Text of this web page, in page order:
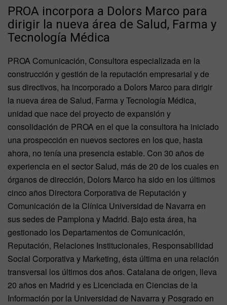
PROA incorpora a Dolors Marco para
dirigir la nueva área de Salud, Farma y
Tecnología Médica
PROA Comunicación, Consultora especializada en la
construcción y gestión de la reputación empresarial y de
sus directivos, ha incorporado a Dolors Marco para dirigir
la nueva área de Salud, Farma y Tecnología Médica,
unidad que nace del proyecto de expansión y
consolidación de PROA en el que la consultora ha iniciado
una prospección en nuevos sectores en los que, hasta
ahora, no tenía una presencia estable. Con 30 años de
experiencia en el sector Salud, más de 20 de los cuales en
órganos de dirección, Dolors Marco ha sido en los últimos
cinco años Directora Corporativa de Reputación y
Comunicación de la Clínica Universidad de Navarra en
sus sedes de Pamplona y Madrid. Bajo esta área, ha
gestionado los Departamentos de Comunicación,
Reputación, Relaciones Institucionales, Responsabilidad
Social Corporativa y Marketing, ésta última en una relación
transversal los últimos dos años. Catalana de origen, lleva
20 años en Madrid y es Licenciada en Ciencias de la
Información por la Universidad de Navarra y Posgrado en